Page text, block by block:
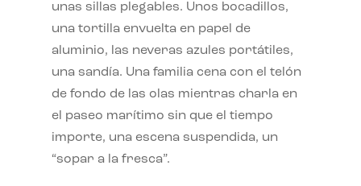
unas sillas plegables. Unos bocadillos,
una tortilla envuelta en papel de
aluminio, las neveras azules portátiles,
una sandía. Una familia cena con el telón
de fondo de las olas mientras charla en
el paseo marítimo sin que el tiempo
importe, una escena suspendida, un
“sopar a la fresca”.